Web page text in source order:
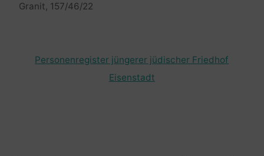
Granit, 157/46/22
Personenregister jüngerer jüdischer Friedhof
Eisenstadt